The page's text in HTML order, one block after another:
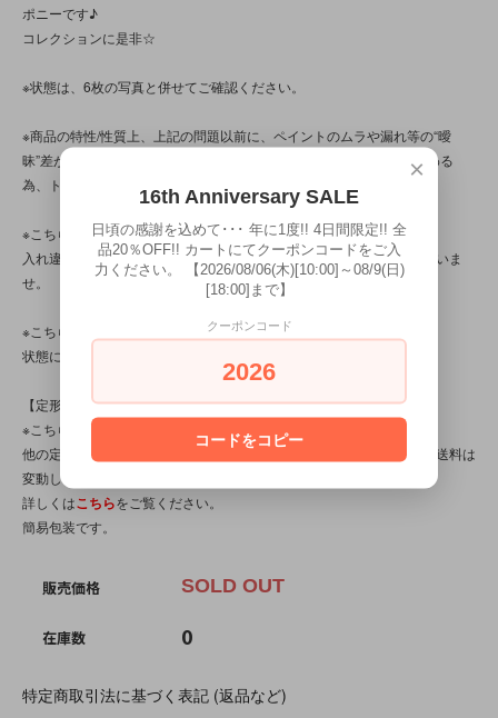
ポニーです♪
コレクションに是非☆
※状態は、6枚の写真と併せてご確認ください。
※商品の特性/性質上、上記の問題以前に、ペイントのムラや漏れ等の“曖
昧”差が見られる商品です。写真は光の当たり方によって見え方が変わる
為、トータル的に判断いただけると幸いです。
※こちらの商品は店頭でも販売しています。
入れ違いで完売してしまう場合がございます。その際はご容赦くださいま
せ。
※こちらの商品は、中古・ヴィンテージ品です。
状態について、気になる点はお気軽にお問い合わせください。
【定形外対応商品】
※こちらの商品は【サイズ規格外・(8)～150gまで】です。
他の定形外対応商品と複数購入される場合は、サイズや重量によって送料は
変動します。送料は【最終注文確認書】で確定します。
詳しくはこちらをご覧ください。
簡易包装です。
販売価格 SOLD OUT
在庫数 0
特定商取引法に基づく表記 (返品など)
×
16th Anniversary SALE
日頃の感謝を込めて･･･ 年に1度!! 4日間限定!! 全
品20％OFF!! カートにてクーポンコードをご入
力ください。 【2026/08/06(木)[10:00]～08/9(日)
[18:00]まで】
クーポンコード
2026
コードをコピー